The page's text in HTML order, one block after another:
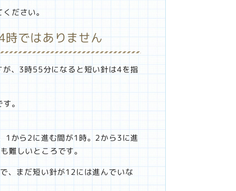
ださい。
ではありません
、3時55分になると短い針は4を指
。
1から2に進む間が1時。2から3に進
難しいところです。
、まだ短い針が12には進んでいな